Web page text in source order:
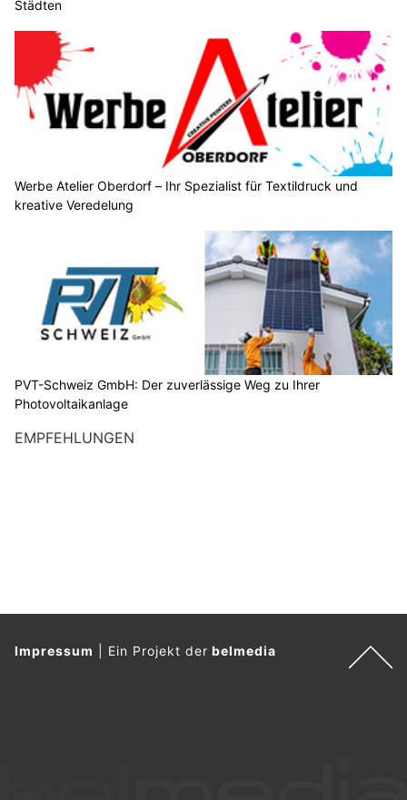
Städten
Werbe Atelier Oberdorf – Ihr Spezialist für Textildruck und
kreative Veredelung
PVT-Schweiz GmbH: Der zuverlässige Weg zu Ihrer
Photovoltaikanlage
EMPFEHLUNGEN
Impressum Ein Projekt derbelmedia